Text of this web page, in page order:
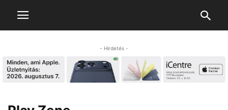
- Hirdetés -